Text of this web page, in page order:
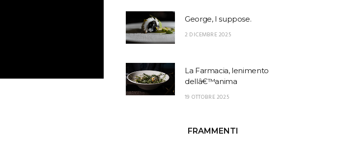
George, I suppose.
2 DICEMBRE 2025
La Farmacia, lenimento
dellâ€™anima
19 OTTOBRE 2025
FRAMMENTI